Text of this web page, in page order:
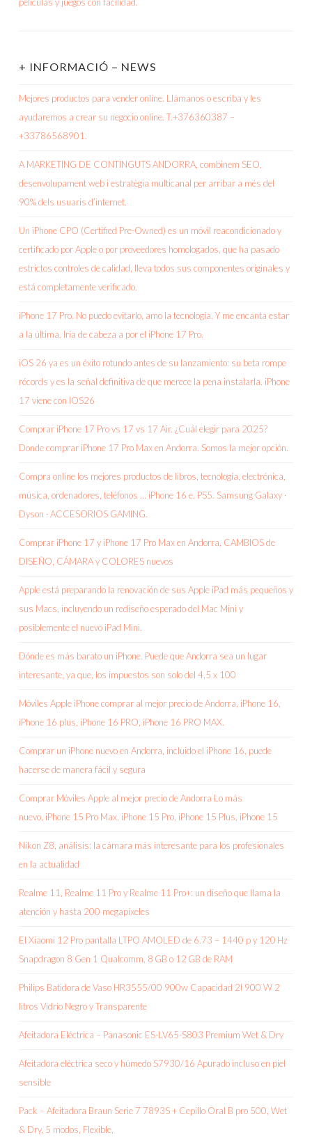
+ INFORMACIÓ – NEWS
Mejores productos para vender online. Llámanos o escriba y les
ayudaremos a crear su negocio online. T.+376360387 –
+33786568901.
A MARKETING DE CONTINGUTS ANDORRA, combinem SEO,
desenvolupament web i estratègia multicanal per arribar a més del
90% dels usuaris d’internet.
Un iPhone CPO (Certified Pre-Owned) es un móvil reacondicionado y
certificado por Apple o por proveedores homologados, que ha pasado
estrictos controles de calidad, lleva todos sus componentes originales y
está completamente verificado.
iPhone 17 Pro. No puedo evitarlo, amo la tecnología. Y me encanta estar
a la última. Iría de cabeza a por el iPhone 17 Pro.
iOS 26 ya es un éxito rotundo antes de su lanzamiento: su beta rompe
récords y es la señal definitiva de que merece la pena instalarla. iPhone
17 viene con IOS26
Comprar iPhone 17 Pro vs 17 vs 17 Air. ¿Cuál elegir para 2025?
Donde comprar iPhone 17 Pro Max en Andorra. Somos la mejor opción.
Compra online los mejores productos de libros, tecnología, electrónica,
música, ordenadores, teléfonos … iPhone 16 e. PS5. Samsung Galaxy ·
Dyson · ACCESORIOS GAMING.
Comprar iPhone 17 y iPhone 17 Pro Max en Andorra, CAMBIOS de
DISEÑO, CÁMARA y COLORES nuevos
Apple está preparando la renovación de sus Apple iPad más pequeños y
sus Macs, incluyendo un rediseño esperado del Mac Mini y
posiblemente el nuevo iPad Mini.
Dónde es más barato un iPhone. Puede que Andorra sea un lugar
interesante, ya que, los impuestos son solo del 4,5 x 100
Móviles Apple iPhone comprar al mejor precio de Andorra, iPhone 16,
iPhone 16 plus, iPhone 16 PRO, iPhone 16 PRO MAX.
Comprar un iPhone nuevo en Andorra, incluido el iPhone 16, puede
hacerse de manera fácil y segura
Comprar Móviles Apple al mejor precio de Andorra Lo más
nuevo, iPhone 15 Pro Max, iPhone 15 Pro, iPhone 15 Plus, iPhone 15
Nikon Z8, análisis: la cámara más interesante para los profesionales
en la actualidad
Realme 11, Realme 11 Pro y Realme 11 Pro+: un diseño que llama la
atención y hasta 200 megapíxeles
El Xiaomi 12 Pro pantalla LTPO AMOLED de 6.73 – 1440 p y 120 Hz
Snapdragon 8 Gen 1 Qualcomm, 8 GB o 12 GB de RAM
Philips Batidora de Vaso HR3555/00 900w Capacidad 2l 900 W 2
litros Vidrio Negro y Transparente
Afeitadora Eléctrica – Panasonic ES-LV65-S803 Premium Wet & Dry
Afeitadora eléctrica seco y húmedo S7930/16 Apurado incluso en piel
sensible
Pack – Afeitadora Braun Serie 7 7893S + Cepillo Oral B pro 500, Wet
& Dry, 5 modos, Flexible,